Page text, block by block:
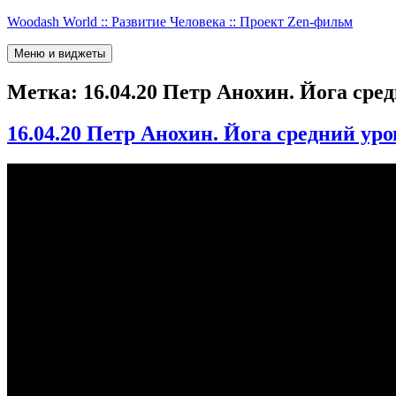
Перейти
содержимому
Woodash World :: Развитие Человека :: Проект Zen-фильм
Меню и виджеты
Метка: 16.04.20 Петр Анохин. Йога
16.04.20 Петр Анохин. Йога средний